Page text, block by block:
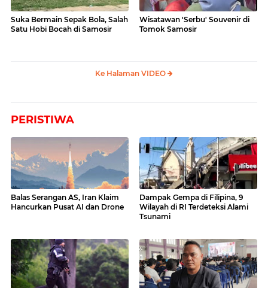
Suka Bermain Sepak Bola, Salah
Satu Hobi Bocah di Samosir
Wisatawan 'Serbu' Souvenir di
Tomok Samosir
Ke Halaman VIDEO
PERISTIWA
Balas Serangan AS, Iran Klaim
Hancurkan Pusat AI dan Drone
Dampak Gempa di Filipina, 9
Wilayah di RI Terdeteksi Alami
Tsunami